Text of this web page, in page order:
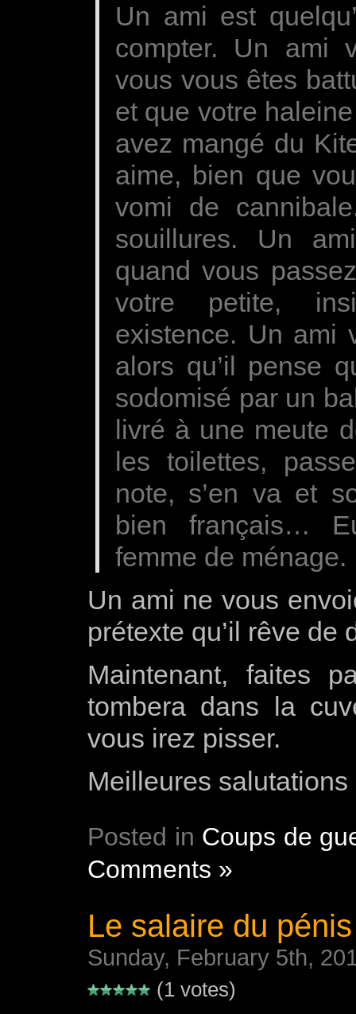
Un ami est
compter. Un ami
vous vous êtes
et que votre
avez mangé du
aime, bien que
vomi de
souillures. Un
quand vous
votre petite,
existence. Un ami
alors qu’il pense
sodomisé par un
livré à une meute
les toilettes,
note, s’en va et
bien français…
femme de ménage.
Un ami ne vous
prétexte qu’il rêve de
Maintenant, faites
tombera dans la
vous irez pisser.
Meilleures salutations
Posted in Coups de
Comments »
Le salaire du pénis
Sunday, February 5th,
(1 votes)